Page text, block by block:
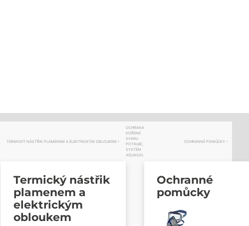
TERMICKÝ NÁSTŘIK PLAMENEM A ELEKTRICKÝM OBLOUKEM
Termický nástřik
plamenem a
elektrickým
obloukem
OCHRANA
KOŘENE
SVARU
POTRUBÍ,
SYSTÉM
AQUASOL
OCHRANNÉ POMŮCKY
Ochranné
pomůcky